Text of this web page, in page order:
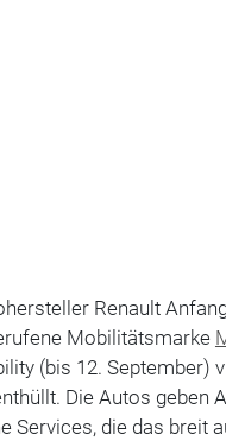
Renault
Mobilitätsmarke
(bis 12. September)
Die Autos geben
Services, die das breit